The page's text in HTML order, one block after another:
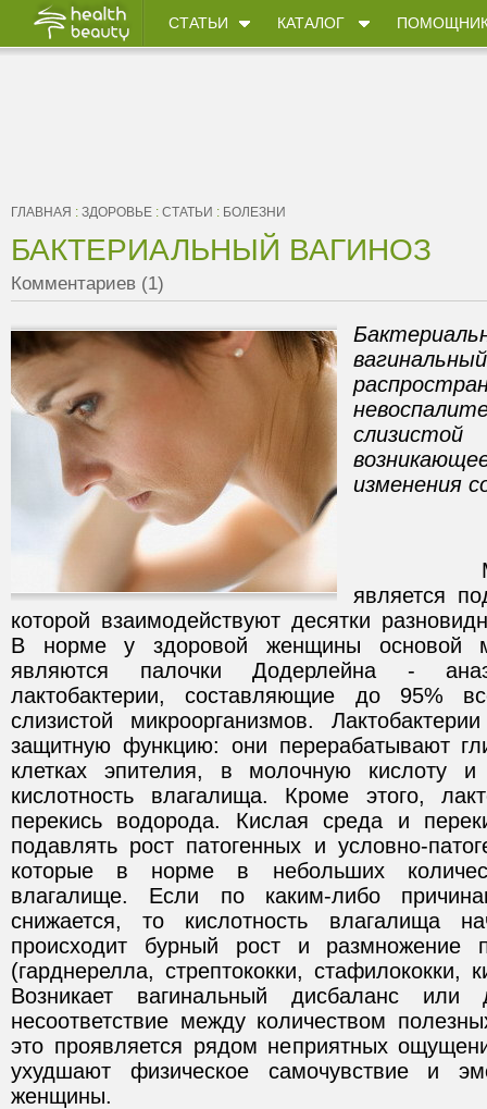
СТАТЬИ КАТАЛОГ
ГЛАВНАЯ : ЗДОРОВЬЕ : СТАТЬИ : БОЛЕЗНИ
БАКТЕРИАЛЬНЫЙ ВАГИНОЗ
Комментариев (1)
слизистой
изменения
является
которой взаимодействуют десятки
В норме у здоровой женщины основой
являются палочки Додерлейна -
лактобактерии, составляющие до 95%
слизистой микроорганизмов.
защитную функцию: они перерабатывают
клетках эпителия, в молочную кислоту
кислотность влагалища. Кроме этого,
перекись водорода. Кислая среда и
подавлять рост патогенных и условно-
которые в норме в небольших
влагалище. Если по каким-либо
снижается, то кислотность влагалища
происходит бурный рост и размножение
(гарднерелла, стрептококки, стафилококки,
Возникает вагинальный дисбаланс или
несоответствие между количеством
это проявляется рядом неприятных
ухудшают физическое самочувствие и
женщины.